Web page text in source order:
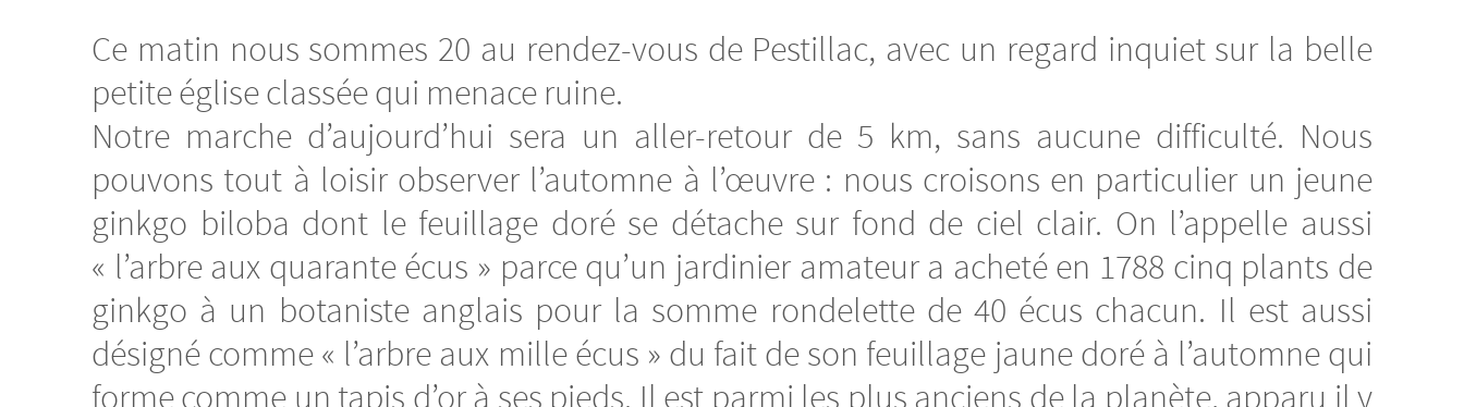
Ce matin nous sommes 20 au rendez-vous de Pestillac, avec un regard inquiet sur la belle
petite église classée qui menace ruine.
Notre marche d’aujourd’hui sera un aller-retour de 5 km, sans aucune difficulté. Nous
pouvons tout à loisir observer l’automne à l’œuvre : nous croisons en particulier un jeune
ginkgo biloba dont le feuillage doré se détache sur fond de ciel clair. On l’appelle aussi
« l’arbre aux quarante écus » parce qu’un jardinier amateur a acheté en 1788 cinq plants de
ginkgo à un botaniste anglais pour la somme rondelette de 40 écus chacun. Il est aussi
désigné comme « l’arbre aux mille écus » du fait de son feuillage jaune doré à l’automne qui
forme comme un tapis d’or à ses pieds. Il est parmi les plus anciens de la planète, apparu il y